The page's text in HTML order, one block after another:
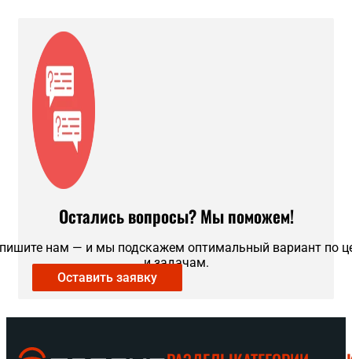
Остались вопросы? Мы поможем!
нам — и мы подскажем оптимальный вариант по
и задачам.
Оставить заявку